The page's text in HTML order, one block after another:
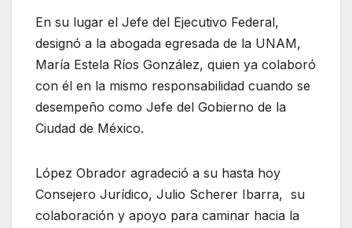
En su lugar el Jefe del Ejecutivo Federal,
designó a la abogada egresada de la UNAM,
María Estela Ríos González, quien ya colaboró
con él en la mismo responsabilidad cuando se
desempeño como Jefe del Gobierno de la
Ciudad de México.
López Obrador agradeció a su hasta hoy
Consejero Jurídico, Julio Scherer Ibarra, su
colaboración y apoyo para caminar hacia la